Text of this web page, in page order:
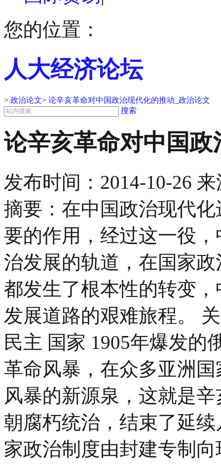
您的位置：
人大经济论坛
> 政治论文> 论辛亥革命对中国政治现代化的推动_政治论文
搜索
论辛亥革命对中国
发布时间： 2014-10-26 来
摘要：在中国政治现代
要的作用，经过这一役
治发展的轨道，在国家
都发生了根本性的转变
发展道路的艰难旅程。
民主 国家 1905年爆发的
革命风暴，在众多亚洲
风暴的新源泉，这就是
朝腐朽统治，结束了延
家政治制度由封建专制